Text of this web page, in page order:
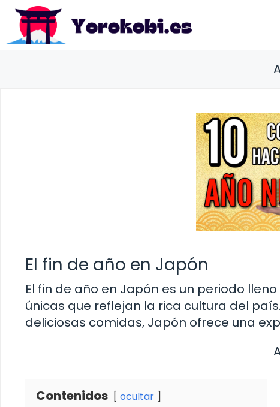
Saltar
contenido
El fin de año en Japón
El fin de año en Japón es un periodo
únicas que reflejan la rica cultura del
deliciosas comidas, Japón ofrece una
Contenidos ocultar